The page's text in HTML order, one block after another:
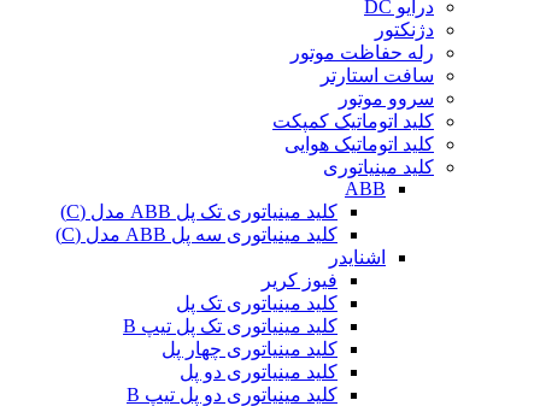
درایو DC
دژنکتور
رله حفاظت موتور
سافت استارتر
سروو موتور
کلید اتوماتیک کمپکت
کلید اتوماتیک هوایی
کلید مینیاتوری
ABB
کلید مینیاتوری تک پل ABB مدل (C)
کلید مینیاتوری سه پل ABB مدل (C)
اشنایدر
فیوز کریر
کلید مینیاتوری تک پل
کلید مینیاتوری تک پل تیپ B
کلید مینیاتوری چهار پل
کلید مینیاتوری دو پل
کلید مینیاتوری دو پل تیپ B